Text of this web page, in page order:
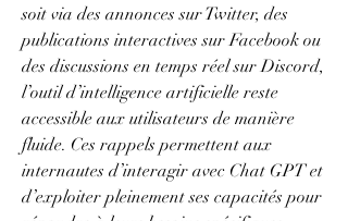
soit via des annonces sur Twitter, des
publications interactives sur Facebook ou
des discussions en temps réel sur Discord,
l’outil d’intelligence artificielle reste
accessible aux utilisateurs de manière
fluide. Ces rappels permettent aux
internautes d’interagir avec Chat GPT et
d’exploiter pleinement ses capacités pour